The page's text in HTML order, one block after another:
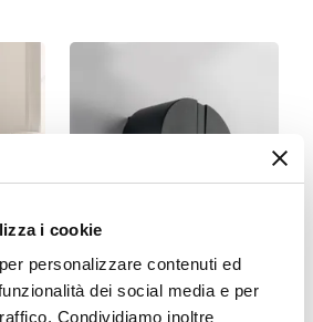
i cookie
personalizzare contenuti ed
dei social media e per
Condividiamo inoltre
CODICE: DM-A15
Applique LED da esterno